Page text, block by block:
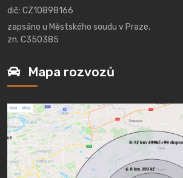
dič: CZ10898166
zapsáno u Městského soudu v Praze,
zn. C350385
Mapa rozvozů